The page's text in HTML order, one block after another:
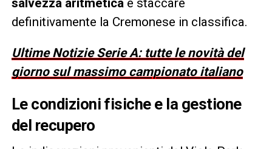
definitivamente la Cremonese in classifica.
Ultime Notizie Serie A: tutte le novità del
giorno sul massimo campionato italiano
Le condizioni fisiche e la gestione
del recupero